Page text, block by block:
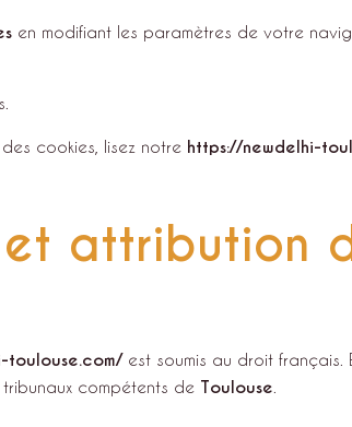
en modifiant les paramètres de votre
cookies, lisez notre https://newdelhi-
attribution
toulouse.com/est soumis au droit français.
compétents de Toulouse